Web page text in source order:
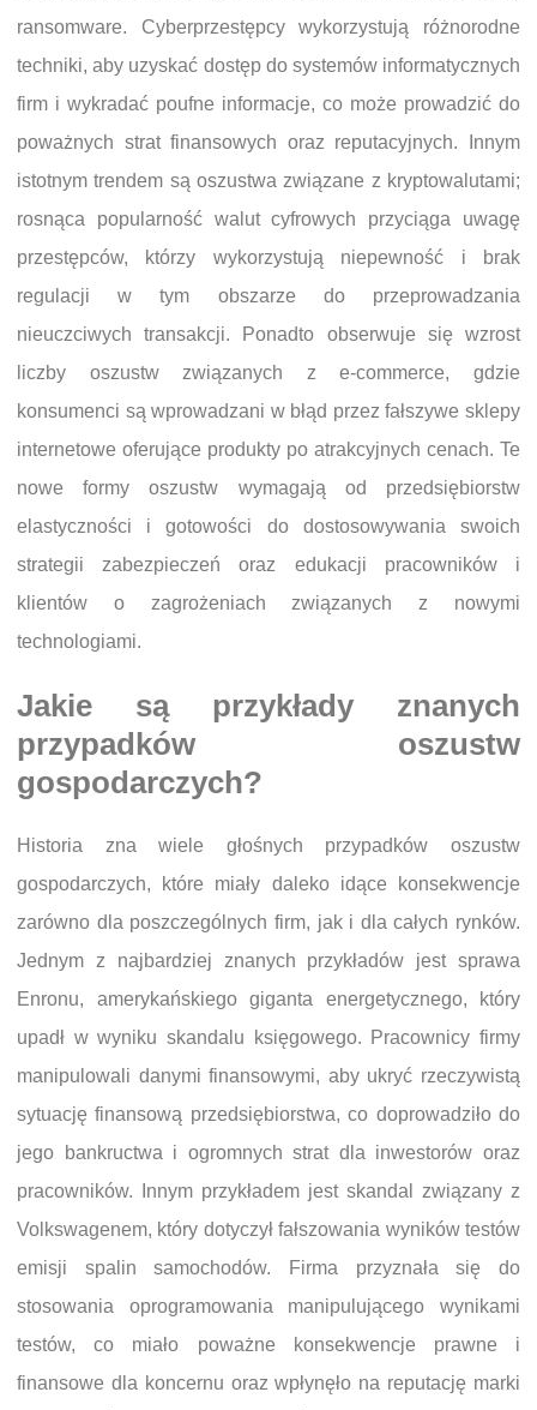
ransomware. Cyberprzestępcy wykorzystują różnorodne
techniki, aby uzyskać dostęp do systemów informatycznych
firm i wykradać poufne informacje, co może prowadzić do
poważnych strat finansowych oraz reputacyjnych. Innym
istotnym trendem są oszustwa związane z kryptowalutami;
rosnąca popularność walut cyfrowych przyciąga uwagę
przestępców, którzy wykorzystują niepewność i brak
regulacji w tym obszarze do przeprowadzania
nieuczciwych transakcji. Ponadto obserwuje się wzrost
liczby oszustw związanych z e-commerce, gdzie
konsumenci są wprowadzani w błąd przez fałszywe sklepy
internetowe oferujące produkty po atrakcyjnych cenach. Te
nowe formy oszustw wymagają od przedsiębiorstw
elastyczności i gotowości do dostosowywania swoich
strategii zabezpieczeń oraz edukacji pracowników i
klientów o zagrożeniach związanych z nowymi
technologiami.
Jakie są przykłady znanych
przypadków oszustw
gospodarczych?
Historia zna wiele głośnych przypadków oszustw
gospodarczych, które miały daleko idące konsekwencje
zarówno dla poszczególnych firm, jak i dla całych rynków.
Jednym z najbardziej znanych przykładów jest sprawa
Enronu, amerykańskiego giganta energetycznego, który
upadł w wyniku skandalu księgowego. Pracownicy firmy
manipulowali danymi finansowymi, aby ukryć rzeczywistą
sytuację finansową przedsiębiorstwa, co doprowadziło do
jego bankructwa i ogromnych strat dla inwestorów oraz
pracowników. Innym przykładem jest skandal związany z
Volkswagenem, który dotyczył fałszowania wyników testów
emisji spalin samochodów. Firma przyznała się do
stosowania oprogramowania manipulującego wynikami
testów, co miało poważne konsekwencje prawne i
finansowe dla koncernu oraz wpłynęło na reputację marki